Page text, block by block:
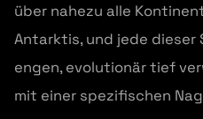
über nahezu alle
Antarktis, und jede dieser
engen, evolutionär tief
mit einer spezifischen